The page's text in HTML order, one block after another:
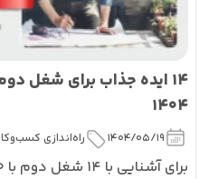
1404
1404/05/19 راه‌اندازی